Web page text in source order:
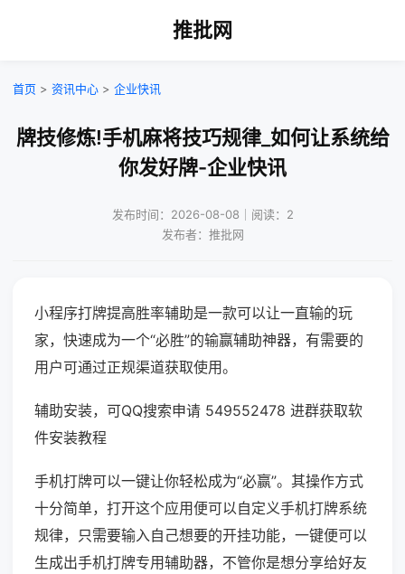
推批网
首页 > 资讯中心 > 企业快讯
牌技修炼!手机麻将技巧规律_如何让系统给
你发好牌-企业快讯
发布时间：2026-08-08｜阅读：2
发布者：推批网
小程序打牌提高胜率辅助是一款可以让一直输的玩
家，快速成为一个“必胜”的输赢辅助神器，有需要的
用户可通过正规渠道获取使用。
辅助安装，可QQ搜索申请 549552478 进群获取软
件安装教程
手机打牌可以一键让你轻松成为“必赢”。其操作方式
十分简单，打开这个应用便可以自定义手机打牌系统
规律，只需要输入自己想要的开挂功能，一键便可以
生成出手机打牌专用辅助器，不管你是想分享给好友